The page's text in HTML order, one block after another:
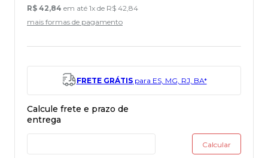
R$ 42,84 em até 1x de R$ 42,84
mais formas de pagamento
FRETE GRÁTISpara ES, MG, RJ, BA*